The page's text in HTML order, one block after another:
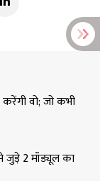
वो; जो कभी
जुड़े 2 मॉड्यूल का